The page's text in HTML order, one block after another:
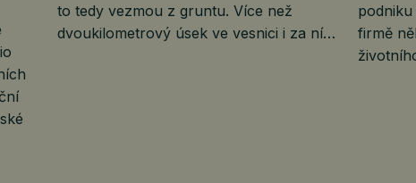
to tedy vezmou z gruntu. Více než
dvoukilometrový úsek ve vesnici i za ní…
firmě